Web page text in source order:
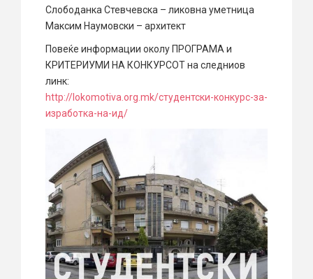
Слободанка Стевчевска – ликовна уметница
Максим Наумовски – архитект
Повеќе информации околу ПРОГРАМА и
КРИТЕРИУМИ НА КОНКУРСОТ на следниов
линк:
http://lokomotiva.org.mk/студентски-конкурс-за-
изработка-на-ид/